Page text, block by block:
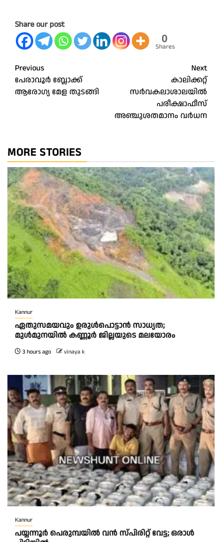
Share our post
0
Shares
Post
navigation
Previous
പേരാവൂർ ബ്ലോക്ക്
ആരോഗ്യ മേള തുടങ്ങി
Next
കാലിക്കറ്റ്
സർവകലാശാലയിൽ
പരീക്ഷാഫീസ്
അഞ്ചുശതമാനം വർധന
MORE STORIES
Kannur
ഏതുസമയവും ഉരുൾപൊട്ടാൻ സാധ്യത;
മുൾമുനയിൽ കണ്ണൂർ ജില്ലയുടെ മലയോരം
3 hours ago vinaya k
Kannur
പയ്യന്നൂർ പെരുമ്പയിൽ വൻ സ്‌പിരിറ്റ് വേട്ട; ഒരാൾ